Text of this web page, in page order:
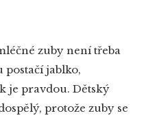
zuby není třeba
postačí jablko,
je pravdou. Dětský
protože zuby se